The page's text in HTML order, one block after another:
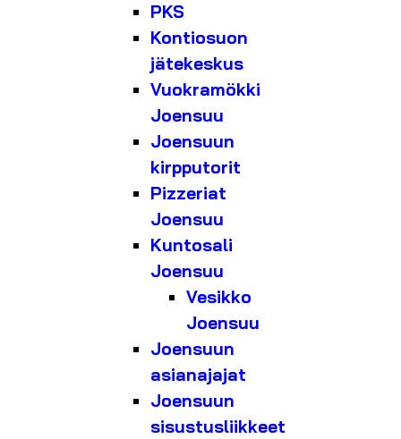
PKS
Kontiosuon
jätekeskus
Vuokramökki
Joensuu
Joensuun
kirpputorit
Pizzeriat
Joensuu
Kuntosali
Joensuu
Vesikko
Joensuu
Joensuun
asianajajat
Joensuun
sisustusliikkeet